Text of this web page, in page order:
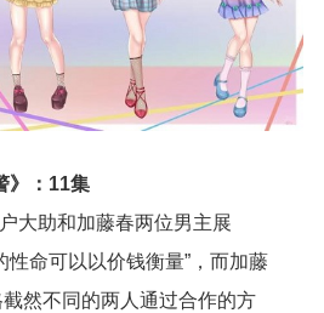
》：11集
大助和加藤春两位男主展
性命可以以价钱衡量”，而加藤
然不同的两人通过合作的方